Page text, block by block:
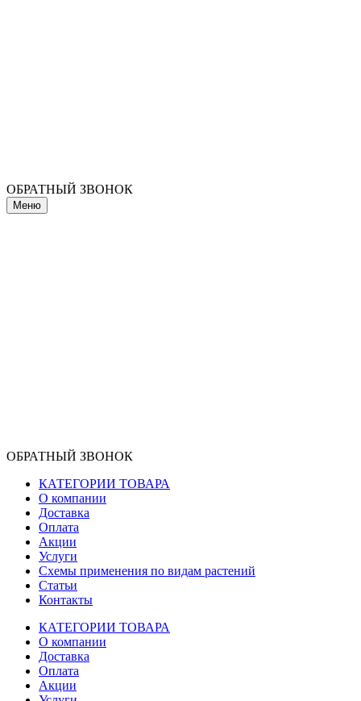
ОБРАТНЫЙ ЗВОНОК
Меню
ОБРАТНЫЙ ЗВОНОК
КАТЕГОРИИ ТОВАРА
О компании
Доставка
Оплата
Акции
Услуги
Схемы применения по видам растений
Статьи
Контакты
КАТЕГОРИИ ТОВАРА
О компании
Доставка
Оплата
Акции